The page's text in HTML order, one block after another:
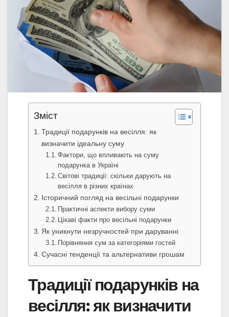
Зміст
Традиції подарунків на весілля: як
визначити ідеальну суму
Фактори, що впливають на суму
подарунка в Україні
Світові традиції: скільки дарують на
весілля в різних країнах
Історичний погляд на весільні подарунки
Практичні аспекти вибору суми
Цікаві факти про весільні подарунки
Як уникнути незручностей при даруванні
Порівняння сум за категоріями гостей
Сучасні тенденції та альтернативи грошам
Традиції подарунків на
весілля: як визначити